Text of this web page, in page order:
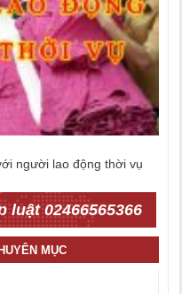
người lao động thời vụ
luật 02466565366
MỤC